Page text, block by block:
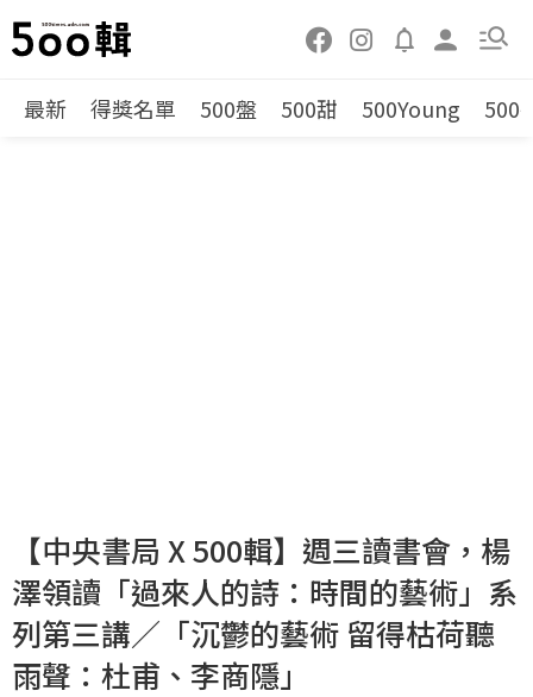
最新 得獎名單 500盤 500甜 500Young 500
【中央書局 X 500輯】週三讀書會，楊
澤領讀「過來人的詩：時間的藝術」系
列第三講／「沉鬱的藝術 留得枯荷聽
雨聲：杜甫、李商隱」